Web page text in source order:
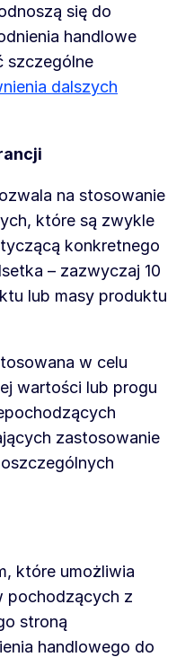
się do
handlowe
szczególne
dalszych
na stosowanie
które są zwykle
konkretnego
– zazwyczaj 10
lub masy produktu
w celu
wartości lub progu
zastosowanie
które umożliwia
pochodzących z
stroną
handlowego do